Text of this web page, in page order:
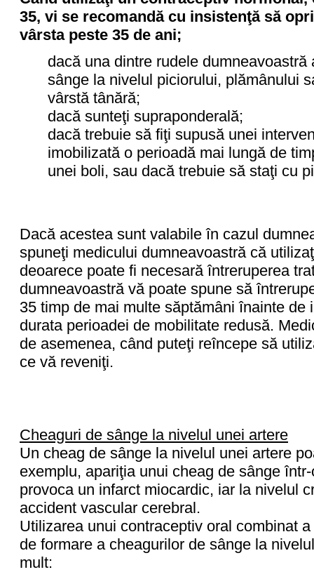
35, vi se recomandă cu insistenţă să
vârsta peste 35 de ani;
dacă una dintre rudele
sânge la nivelul piciorului, plămânului
vârstă tânără;
dacă sunteţi supraponderală;
dacă trebuie să fiţi supusă unei
imobilizată o perioadă mai lungă de
unei boli, sau dacă trebuie să staţi cu
Dacă acestea sunt valabile în cazul
spuneţi medicului dumneavoastră că
deoarece poate fi necesară întreruperea
dumneavoastră vă poate spune să
35 timp de mai multe săptămâni înainte de
durata perioadei de mobilitate redusă.
de asemenea, când puteţi reîncepe să
ce vă reveniţi.
Cheaguri de sânge la nivelul unei artere
Un cheag de sânge la nivelul unei artere
exemplu, apariţia unui cheag de sânge
provoca un infarct miocardic, iar la nivelul
accident vascular cerebral.
Utilizarea unui contraceptiv oral combinat
de formare a cheagurilor de sânge la
mult: